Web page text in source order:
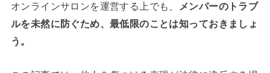
オンラインサロンを運営する上でも、
メンバーのトラブ
ルを未然に防ぐため、最低限のことは知っておきましょ
う。